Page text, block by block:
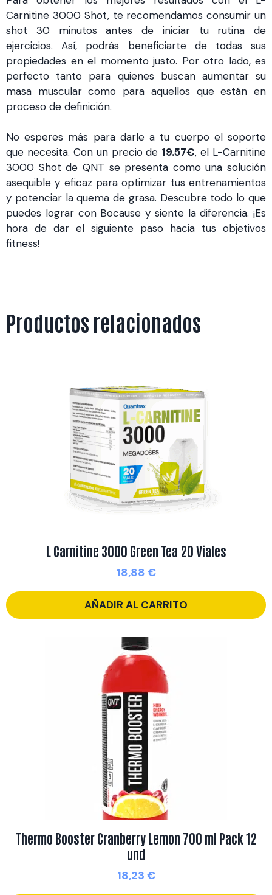
Carnitine 3000 Shot, te recomendamos consumir un
shot 30 minutos antes de iniciar tu rutina de
ejercicios. Así, podrás beneficiarte de todas sus
propiedades en el momento justo. Por otro lado, es
perfecto tanto para quienes buscan aumentar su
masa muscular como para aquellos que están en
proceso de definición.
No esperes más para darle a tu cuerpo el soporte
que necesita. Con un precio de 19.57€, el L-Carnitine
3000 Shot de QNT se presenta como una solución
asequible y eficaz para optimizar tus entrenamientos
y potenciar la quema de grasa. Descubre todo lo que
puedes lograr con Bocause y siente la diferencia. ¡Es
hora de dar el siguiente paso hacia tus objetivos
fitness!
Productos relacionados
L Carnitine 3000 Green Tea 20 Viales
18,88 €
AÑADIR AL CARRITO
Thermo Booster Cranberry Lemon 700 ml Pack 12
und
18,23 €